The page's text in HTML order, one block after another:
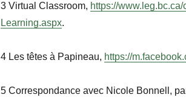
3 Virtual Classroom, https://
Learning.aspx.
4 Les têtes à Papineau, https://
5 Correspondance avec Nicole Bonnell,